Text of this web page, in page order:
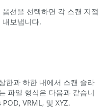
션을 선택하면 각 스캔 지점
내보냅니다.
한과 하한 내에서 스캔 슬라
파일 형식은 다음과 같습니
POD, VRML, 및 XYZ.